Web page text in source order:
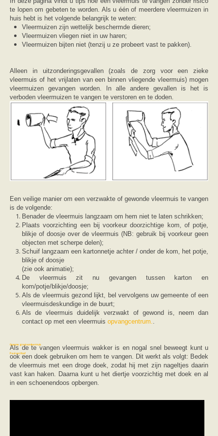
Limburg
Noord-Brabant
Noord-Holland
Overijssel
Utrecht
Vleermuizen en ziektes
Bescherming
Soortbescherming
Gebiedsbescherming
Hulp bij bouwplannen en bomenkap
Vleermuisprotocol
Knelpunten in vleermuisbescherming
Vleermuis advies en onderzoekbureaus
Doe mee
vleermuiskasten kopen/ ophangen
Landelijk zoogdierwerkgroepen
Regionale of provinciale werkgroepen
Landelijke natuurverenigingen
Ik wil graag mee op vleermuisexcursie
Vleermuizen in de tuin
Aankondiging activiteiten
Ik ben op zoek naar een detector
Ecologie en soorten
Hoe vleermuizen leven
Voedsel en jagen
Verblijfplaatsen
Echolocatie
Soorten
Baardvleermuis
Bechsteins vleermuis
Bosvleermuis
Brandt's vleermuis
Gewone dwergvleermuis
Grijze grootoorvleermuis
Grote rosse vleermuis
Ingekorven vleermuis
Kleine en grote hoefijzerneus
Gewone grootoorvleermuis
Paul van Hoof
te lopen om gebeten te worden. Als u één of meerdere vleermuizen in
huis hebt is het volgende belangrijk te weten:
Vleermuizen zijn wettelijk beschermde dieren;
Vleermuizen vliegen niet in uw haren;
Vleermuizen bijten niet (tenzij u ze probeert vast te pakken).
Alleen in uitzonderingsgevallen (zoals de zorg voor een zieke
vleermuis of het vrijlaten van een binnen vliegende vleermuis) mogen
vleermuizen gevangen worden. In alle andere gevallen is het is
verboden vleermuizen te vangen te verstoren en te doden.
Een veilige manier om een verzwakte of gewonde vleermuis te vangen
is de volgende:
Benader de vleermuis langzaam om hem niet te laten schrikken;
Plaats voorzichting een bij voorkeur doorzichtige kom, of potje,
blikje of doosje over de vleermuis (NB: gebruik bij voorkeur geen
objecten met scherpe delen);
Schuif langzaam een kartonnetje achter / onder de kom, het potje,
blikje of doosje
(zie ook animatie);
De vleermuis zit nu gevangen tussen karton en
kom/potje/blikje/doosje;
Als de vleermuis gezond lijkt, bel vervolgens uw gemeente of een
vleermuisdeskundige in de buurt;
Als de vleermuis duidelijk verzwakt of gewond is, neem dan
contact op met een vleermuis opvangcentrum..
Als de te vangen vleermuis wakker is en nogal snel beweegt kunt u
ook een doek gebruiken om hem te vangen. Dit werkt als volgt: Bedek
de vleermuis met een droge doek, zodat hij met zijn nageltjes daarin
vast kan haken. Daarna kunt u het diertje voorzichtig met doek en al
in een schoenendoos opbergen.